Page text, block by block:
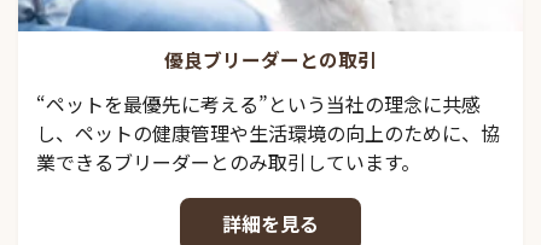
優良ブリーダーとの取引
“ペットを最優先に考える”という当社の理念に共感
し、ペットの健康管理や生活環境の向上のために、協
業できるブリーダーとのみ取引しています。
詳細を見る